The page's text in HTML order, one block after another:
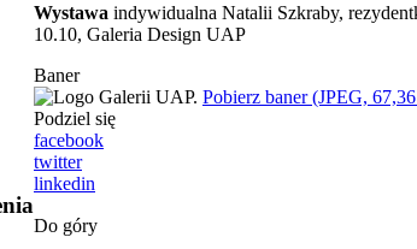
Wystawa indywidualna Natalii Szkraby,
10.10, Galeria Design UAP
Baner
Pobierz baner (JPEG,
Podziel się
facebook
twitter
linkedin
Do góry